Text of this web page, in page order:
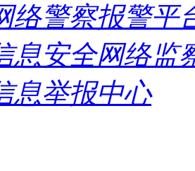
络警察报警平
息安全网络监
息举报中心